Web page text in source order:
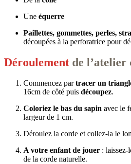
Une équerre
Paillettes, gommettes, perles,
découpées à la perforatrice pour
Déroulement de l’atelier
Commencez partracer un
16cm de côté puis découpez.
Coloriez le bas du sapin avec le
largeur de 1 cm.
Déroulez la corde et collez-la le
A votre enfant de jouer : laissez-
de la corde naturelle.